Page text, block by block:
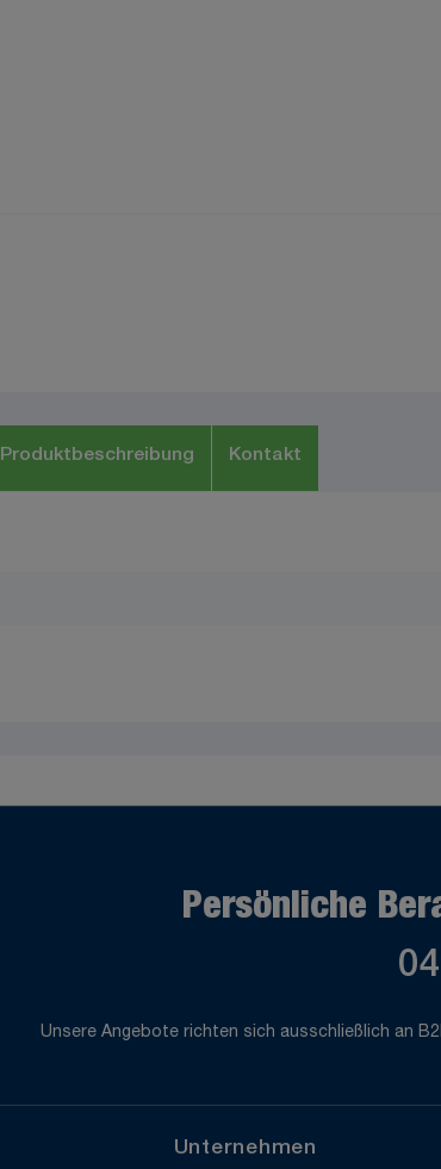
Produktbeschreibung Kontakt
Persönliche
Unsere Angebote richten sich ausschließlich an
Unternehmen